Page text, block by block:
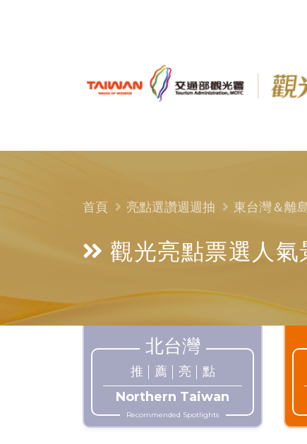
觀光亮點票選 人氣
首頁 亮點選讚週週抽 東台灣＆離
北台灣
推 薦 亮
點
Northern Taiwan
Recommended Spotlights